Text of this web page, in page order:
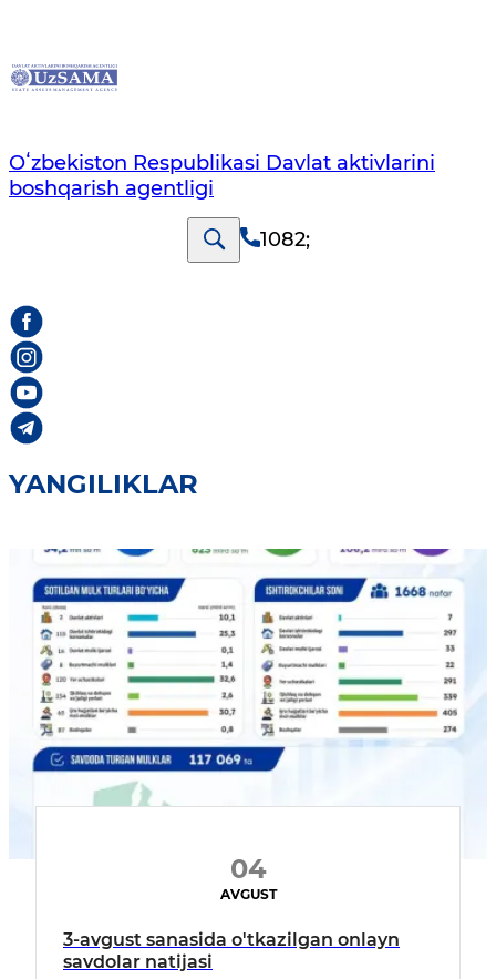
Oʻzbekiston Respublikasi Davlat aktivlarini
boshqarish agentligi
1082;
YANGILIKLAR
04
AVGUST
3-avgust sanasida o'tkazilgan onlayn
savdolar natijasi